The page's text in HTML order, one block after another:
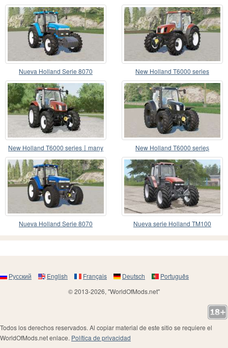
Holland T6〡at
selección de neumát
Nueva Holland Serie 8070 New Holland T6000 series
New Holland T6000 series〡many
configurations
New Holland T6000 serieʂ
Nueva Holland Serie 8070 Nueva serie Holland TM100
Русский English Français Deutsch
Português
© 2013-2026, "WorldOfMods.net"
Todos los derechos reservados. Al copiar material de este sitio se requiere el
WorldOfMods.net enlace. Política de privacidad